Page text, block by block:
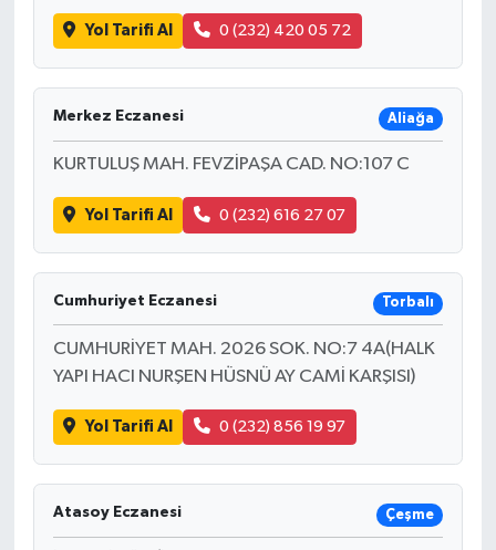
Yol Tarifi Al 0 (232) 420 05 72
Merkez Eczanesi Aliağa
KURTULUŞ MAH. FEVZİPAŞA CAD. NO:107 C
Yol Tarifi Al 0 (232) 616 27 07
Cumhuriyet Eczanesi Torbalı
CUMHURİYET MAH. 2026 SOK. NO:7 4A(HALK
YAPI HACI NURŞEN HÜSNÜ AY CAMİ KARŞISI)
Yol Tarifi Al 0 (232) 856 19 97
Atasoy Eczanesi Çeşme